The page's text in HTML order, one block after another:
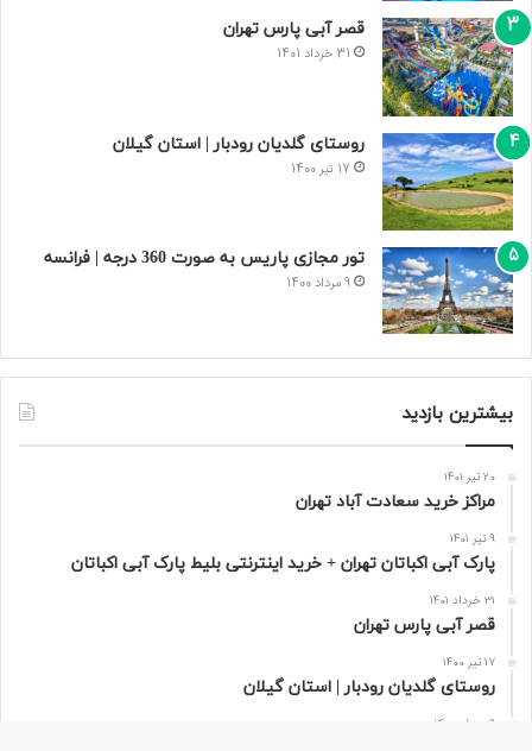
قصر آبی پارس تهران
31 خرداد 1401
روستای گلدیان رودبار | استان گیلان
17 تیر 1400
تور مجازی پاریس به صورت 360 درجه | فرانسه
9 مرداد 1400
بیشترین بازدید
20 تیر 1401
مراکز خرید سعادت‌ آباد تهران
9 تیر 1401
پارک آبی اکباتان تهران + خرید اینترنتی بلیط پارک آبی اکباتان
31 خرداد 1401
قصر آبی پارس تهران
17 تیر 1400
روستای گلدیان رودبار | استان گیلان
9 مرداد 1400